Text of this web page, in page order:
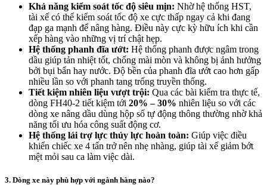
Khả năng kiểm soát tốc độ siêu mịn: Nhờ hệ thống HST,
tài xế có thể kiểm soát tốc độ xe cực thấp ngay cả khi đang
đạp ga mạnh để nâng hàng. Điều này cực kỳ hữu ích khi cần
xếp hàng vào những vị trí chật hẹp.
Hệ thống phanh đĩa ướt: Hệ thống phanh được ngâm trong
dầu giúp tản nhiệt tốt, chống mài mòn và không bị ảnh hưởng
bởi bụi bẩn hay nước. Độ bền của phanh đĩa ướt cao hơn gấp
nhiều lần so với phanh tang trống truyền thống.
Tiết kiệm nhiên liệu vượt trội: Qua các bài kiểm tra thực tế,
dòng FH40-2 tiết kiệm tới 20% – 30% nhiên liệu so với các
dòng xe nâng dầu dùng hộp số tự động thông thường nhờ khả
năng tối ưu hóa công suất động cơ.
Hệ thống lái trợ lực thủy lực hoàn toàn: Giúp việc điều
khiển chiếc xe 4 tấn trở nên nhẹ nhàng, giúp tài xế giảm bớt
mệt mỏi sau ca làm việc dài.
3. Dòng xe này phù hợp với ngành hàng nào?